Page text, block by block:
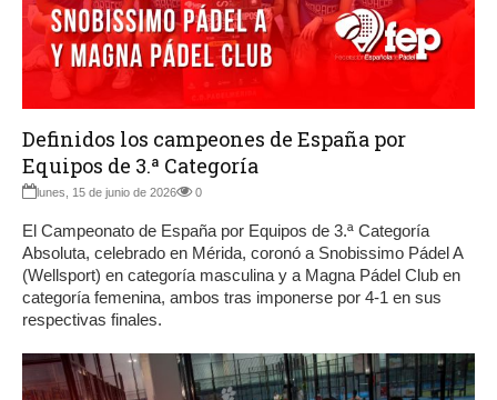
Definidos los campeones de España por
Equipos de 3.ª Categoría
lunes, 15 de junio de 2026 0
El Campeonato de España por Equipos de 3.ª Categoría
Absoluta, celebrado en Mérida, coronó a Snobissimo Pádel A
(Wellsport) en categoría masculina y a Magna Pádel Club en
categoría femenina, ambos tras imponerse por 4-1 en sus
respectivas finales.